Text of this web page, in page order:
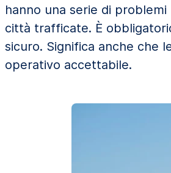
hanno una serie di
città trafficate. È
sicuro. Significa anche che
operativo accettabile.